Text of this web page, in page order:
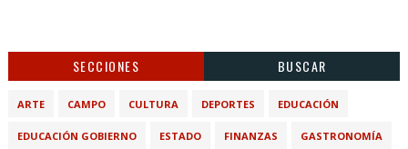
SECCIONES BUSCAR
ARTE CAMPO CULTURA DEPORTES EDUCACIÓN
EDUCACIÓN GOBIERNO ESTADO FINANZAS GASTRONOMÍA